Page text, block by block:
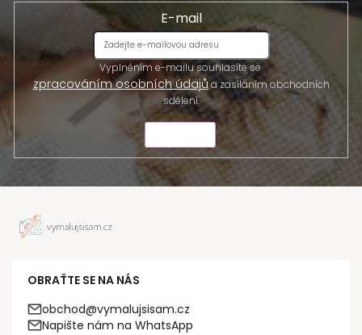
E-mail
Vyplněním e-mailu souhlasíte se
zpracováním osobních údajůa zasíláním obchodních
sdělení.
OBRAŤTE SE NA NÁS
obchod@vymalujsisam.cz
Napište nám na WhatsApp